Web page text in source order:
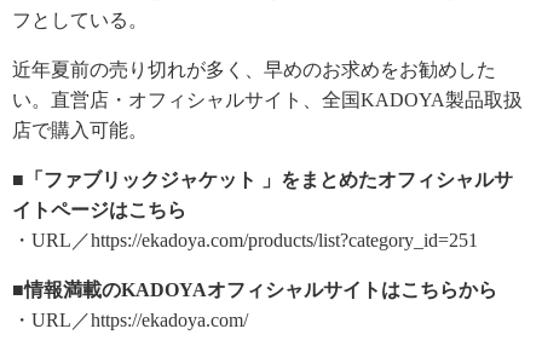
フとしている。
近年夏前の売り切れが多く、早めのお求めをお勧めした
い。直営店・オフィシャルサイト、全国KADOYA製品取扱
店で購入可能。
■「ファブリックジャケット 」をまとめたオフィシャルサ
イトページはこちら
・URL／https://ekadoya.com/products/list?category_id=251
■情報満載のKADOYAオフィシャルサイトはこちらから
・URL／https://ekadoya.com/